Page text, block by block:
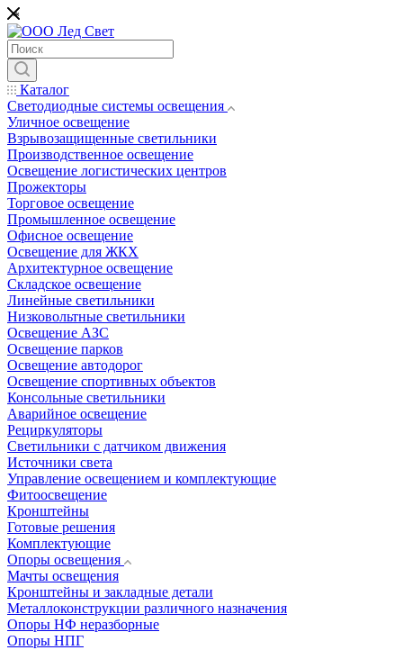
Каталог
Светодиодные системы освещения
Уличное освещение
Взрывозащищенные светильники
Производственное освещение
Освещение логистических центров
Прожекторы
Торговое освещение
Промышленное освещение
Офисное освещение
Освещение для ЖКХ
Архитектурное освещение
Складское освещение
Линейные светильники
Низковольтные светильники
Освещение АЗС
Освещение парков
Освещение автодорог
Освещение спортивных объектов
Консольные светильники
Аварийное освещение
Рециркуляторы
Светильники с датчиком движения
Источники света
Управление освещением и комплектующие
Фитоосвещение
Кронштейны
Готовые решения
Комплектующие
Опоры освещения
Мачты освещения
Кронштейны и закладные детали
Металлоконструкции различного назначения
Опоры НФ неразборные
Опоры НПГ
*